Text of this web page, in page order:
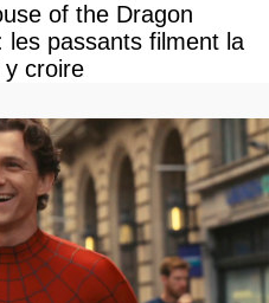
of the Dragon
les passants filment la
croire